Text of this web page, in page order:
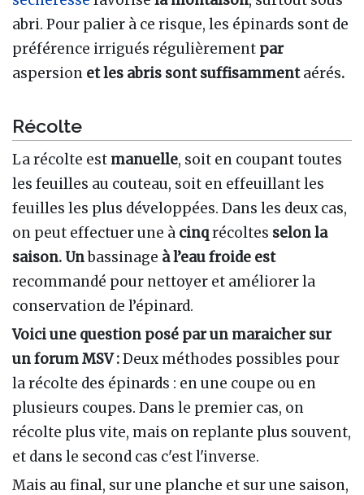
abri. Pour palier à ce risque, les épinards sont de
préférence irrigués régulièrement par
aspersion et les abris sont suffisammentaérés.
Récolte
La récolte est manuelle, soit en coupant toutes
les feuilles au couteau, soit en effeuillant les
feuilles les plus développées. Dans les deux cas,
on peut effectuer une à cinqrécoltes selon la
saison. Unbassinage à l’eau froide est
recommandé pour nettoyer et améliorer la
conservation de l’épinard.
Voici une question posé par un maraicher sur
un forum MSV :Deux méthodes possibles pour
la récolte des épinards : en une coupe ou en
plusieurs coupes. Dans le premier cas, on
récolte plus vite, mais on replante plus souvent,
et dans le second cas c'est l'inverse.
Mais au final, sur une planche et sur une saison,